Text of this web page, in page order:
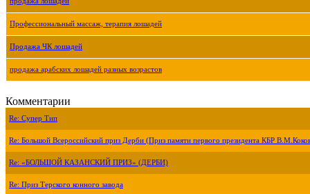
Профессиональный массаж, терапия лошадей
Продажа ЧК лошадей
продажа арабских лошадей разных возрастов
Комментарии
Re: Супер Тип
Re: Большой Всероссийский приз Дерби (Приз памяти первого президента КБР
Re: «БОЛЬШОЙ КАЗАНСКИЙ ПРИЗ» (ДЕРБИ)
Re: Приз Терского конного завода